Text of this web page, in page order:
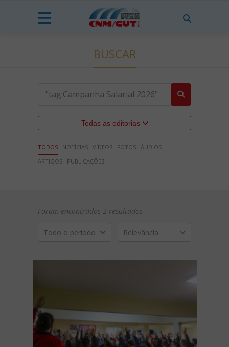
BUSCAR
Todas as editorias
TODOS NOTÍCIAS VÍDEOS FOTOS ÁUDIOS
ARTIGOS
PUBLICAÇÕES
Foram encontrados 2 resultados
Todo o período Relevância